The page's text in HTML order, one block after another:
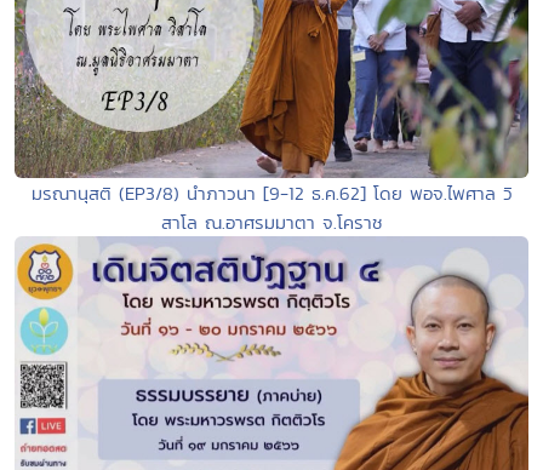
มรณานุสติ (EP3/8) นำภาวนา [9-12 ธ.ค.62] โดย พอจ.ไพศาล วิ
สาโล ณ.อาศรมมาตา จ.โคราช